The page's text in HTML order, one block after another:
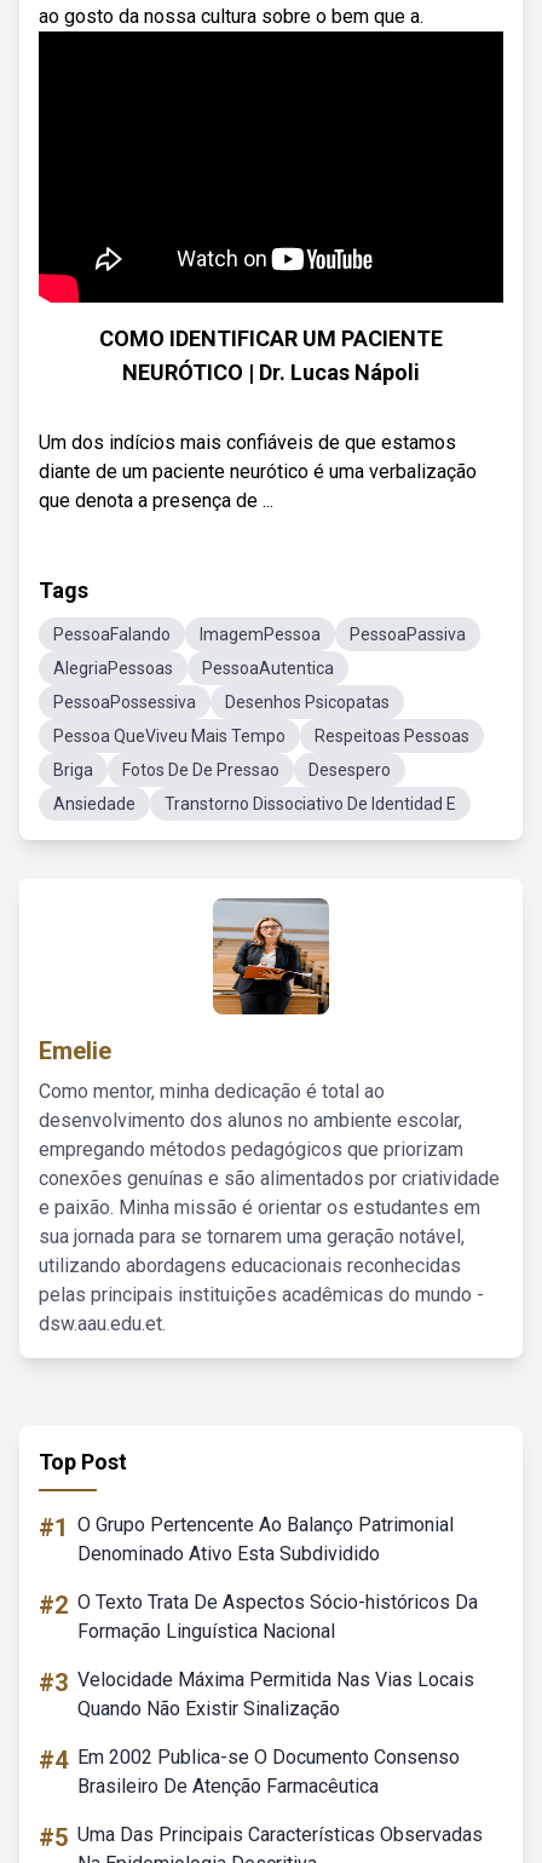
ao gosto da nossa cultura sobre o bem que a.
COMO IDENTIFICAR UM PACIENTE
NEURÓTICO | Dr. Lucas Nápoli
Um dos indícios mais confiáveis de que estamos
diante de um paciente neurótico é uma verbalização
que denota a presença de ...
Tags
PessoaFalando ImagemPessoa
PessoaPassiva
AlegriaPessoas
PessoaAutentica
PessoaPossessiva
Desenhos Psicopatas
Pessoa QueViveu Mais Tempo
Respeitoas Pessoas
Briga
Fotos De De Pressao
Desespero
Ansiedade
Transtorno Dissociativo De Identidad E
Emelie
Como mentor, minha dedicação é total ao
desenvolvimento dos alunos no ambiente escolar,
empregando métodos pedagógicos que priorizam
conexões genuínas e são alimentados por criatividade
e paixão. Minha missão é orientar os estudantes em
sua jornada para se tornarem uma geração notável,
utilizando abordagens educacionais reconhecidas
pelas principais instituições acadêmicas do mundo -
dsw.aau.edu.et.
Top Post
#1 O Grupo Pertencente Ao Balanço Patrimonial
Denominado Ativo Esta Subdividido
#2 O Texto Trata De Aspectos Sócio-históricos Da
Formação Linguística Nacional
#3 Velocidade Máxima Permitida Nas Vias Locais
Quando Não Existir Sinalização
#4 Em 2002 Publica-se O Documento Consenso
Brasileiro De Atenção Farmacêutica
#5 Uma Das Principais Características Observadas